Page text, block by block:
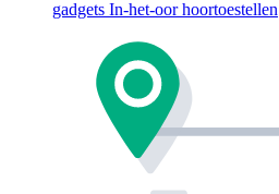
gadgets In-het-oor hoortoestellen